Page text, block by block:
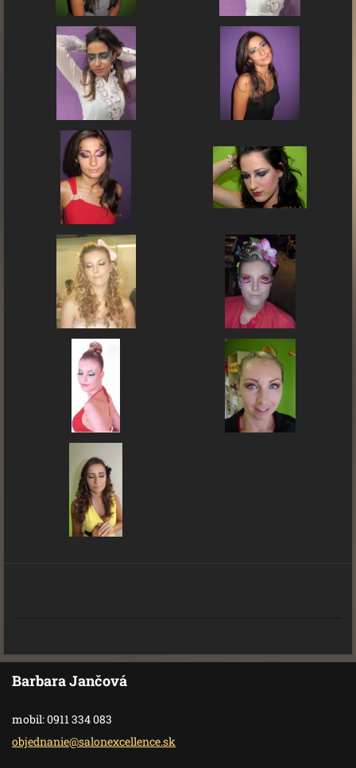
Barbara Jančová
mobil: 0911 334 083
objednanie@salonexcellence.sk